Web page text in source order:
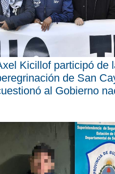
Kicillof participó de
de San
al Gobierno